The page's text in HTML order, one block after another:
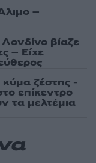
–
βίαζε
– Είχε
ζέστης -
επίκεντρο
τα μελτέμια